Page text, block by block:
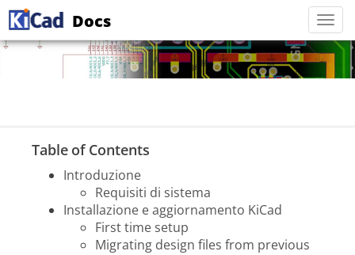
Docs
Table of Contents
Introduzione
Requisiti di sistema
Installazione e aggiornamento KiCad
First time setup
Migrating design files from previous